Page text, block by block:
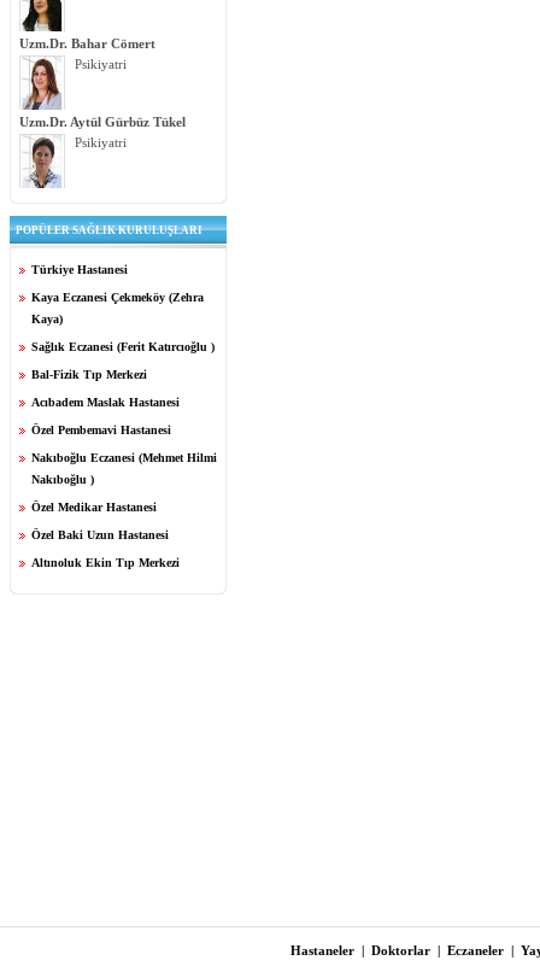
Uzm.Dr. Bahar Cömert
Psikiyatri
Uzm.Dr. Aytül Gürbüz Tükel
Psikiyatri
POPÜLER SAĞLIK KURULUŞLARI
Türkiye Hastanesi
Kaya Eczanesi Çekmeköy (Zehra
Kaya)
Sağlık Eczanesi (Ferit Katırcıoğlu )
Bal-Fizik Tıp Merkezi
Acıbadem Maslak Hastanesi
Özel Pembemavi Hastanesi
Nakıboğlu Eczanesi (Mehmet Hilmi
Nakıboğlu )
Özel Medikar Hastanesi
Özel Baki Uzun Hastanesi
Altınoluk Ekin Tıp Merkezi
Hastaneler | Doktorlar | Eczaneler |